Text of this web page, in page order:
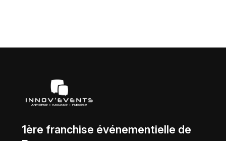
1ère franchise événementielle de